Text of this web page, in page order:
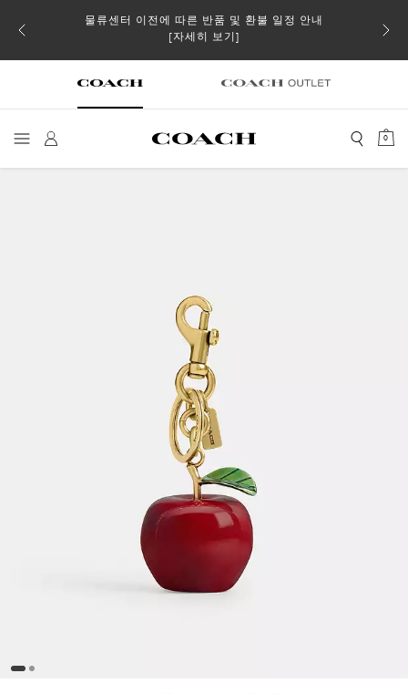
스트
물류센터 이전에 따른 반품 및 환불 일정 안내
[자세히 보기]
일부
0